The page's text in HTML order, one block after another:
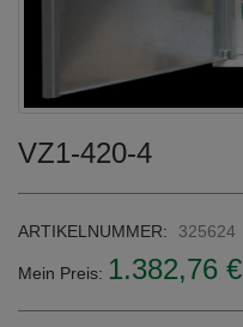
VZ1-420-4
ARTIKELNUMMER: 325624
Mein Preis: 1.382,76 €